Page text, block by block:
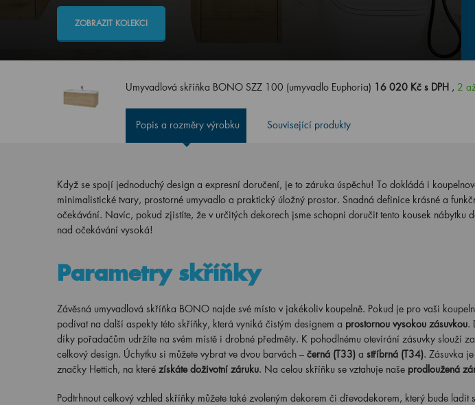
ZOBRAZIT KOLEKCI
Umyvadlová skříňka BONO SZZ 100 (umyvadlo Euphoria) 16 020 Kč s DPH , 2
Popis a rozměry výrobku Související produkty
Když se spojí jednoduchý design a expresní doručení, je to záruka úspěchu! To dokládá i
minimalistické tvary, prostorné umyvadlo a praktický úložný prostor. Snadná definice krásné a
očekávání. Navíc, pokud zjistíte, že v určitých dekorech jsme schopni doručit tento kousek nábytku
nad očekávání vysoká!
Parametry skříňky
Závěsná umyvadlová skříňka BONO najde své místo v jakékoliv koupelně. Pokud je pro vaši
podívat na další aspekty této skříňky, která vyniká čistým designem a prostornou vysokou zásuvkou.
díky pořadačům udržíte na svém místě i drobné předměty. K pohodlnému otevírání zásuvky slouží
celkový design. Úchytku si můžete vybrat ve dvou barvách – černá (T33) a stříbrná (T34). Zásuvka
značky Hettich, na které získáte doživotní záruku. Na celou skříňku se vztahuje naše prodloužená
Podtrhnout celkový vzhled skříňky můžete také zvoleným dekorem či dřevodekorem, který bude